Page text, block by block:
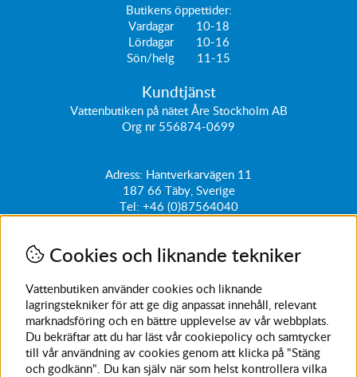
Butikens öppettider:
Vardagar 10-18
Lördagar 10-16
Sön/helg 11-15
Kundtjänst
Vattenbutiken på nätet Åre Stockholm AB
Org nr 556874-0699
Adress: Hantverkarvägen 11
187 66 Täby, Sverige
Tel: +46 (0)87564040
kundtjanst@vattenbutiken.se
Få vårt nyhetsbrev
Ange din e-post nedan för att ta del av nyheter och
erbjudanden
SKICKA
Avanmäl nyhetsbrev
Cookies och liknande tekniker
Vattenbutiken använder cookies och liknande
lagringstekniker för att ge dig anpassat innehåll, relevant
marknadsföring och en bättre upplevelse av vår webbplats.
Du bekräftar att du har läst vår cookiepolicy och samtycker
till vår användning av cookies genom att klicka på "Stäng
och godkänn". Du kan själv när som helst kontrollera vilka